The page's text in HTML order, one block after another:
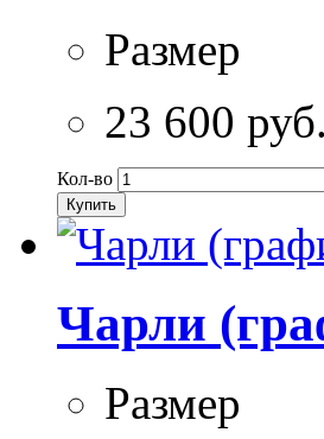
Размер
23 600 руб.
Кол-во
Купить
Чарли
Размер